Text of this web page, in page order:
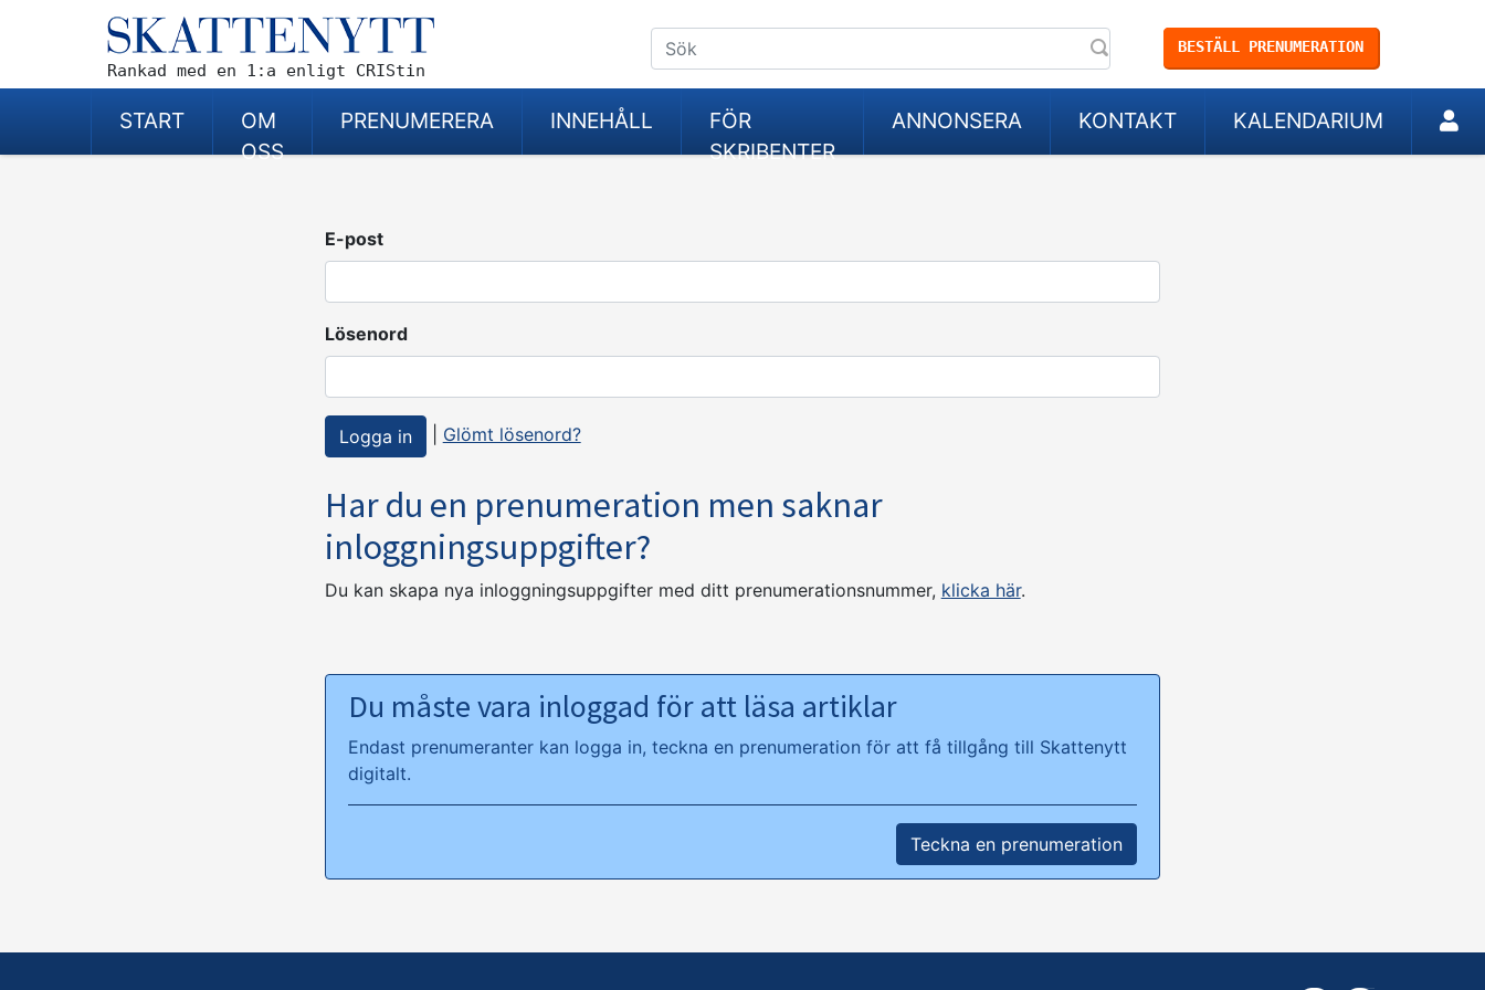
Rankad med en 1:a enligt CRIStin
BESTÄLL PRENUMERATION
START
OM
OSS
PRENUMERERA INNEHÅLL
FÖR
SKRIBENTER
ANNONSERA KONTAKT KALENDARIUM
E-post
Lösenord
Glömt lösenord?
Har du en prenumeration men saknar
inloggningsuppgifter?
Du kan skapa nya inloggningsuppgifter med ditt prenumerationsnummer, klicka här.
Du måste vara inloggad för att läsa artiklar
Endast prenumeranter kan logga in, teckna en prenumeration för att få tillgång till Skattenytt
digitalt.
Teckna en prenumeration